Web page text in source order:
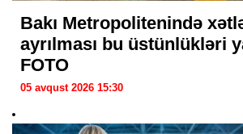
Bakı Metropolitenində
ayrılması bu üstünlükləri
FOTO
05 avqust 2026 15:30